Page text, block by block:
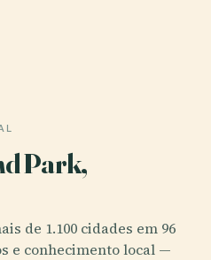
Park,
de 1.100 cidades em 96
e conhecimento local —